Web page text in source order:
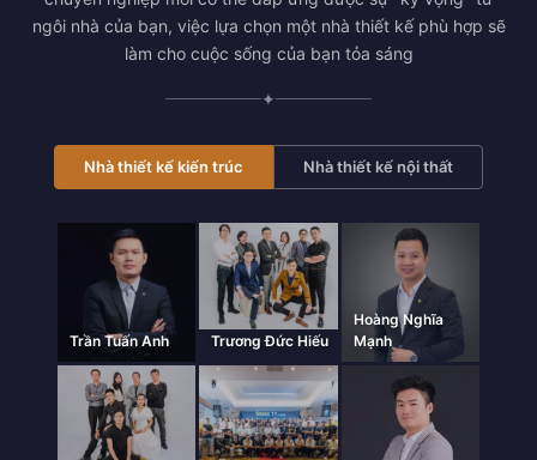
ngôi nhà của bạn, việc lựa chọn một nhà thiết kế phù hợp sẽ
làm cho cuộc sống của bạn tỏa sáng
✦
Nhà thiết kế kiến trúc Nhà thiết kế nội thất
Trần Tuấn Anh Trương Đức Hiếu
Hoàng Nghĩa
Mạnh